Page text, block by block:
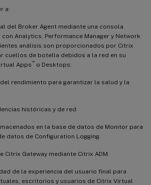
a:
del Broker Agent mediante una consola
Analytics, Performance Manager y Network
análisis son proporcionados por Citrix
cuellos de botella debidos a la red en su
Apps ™ o Desktops:
rendimiento para garantizar la salud y la
históricas y de red
en la base de datos de Monitor para
datos de Configuration Logging.
Citrix Gateway mediante Citrix ADM.
de la experiencia del usuario final para
escritorios y usuarios de Citrix Virtual